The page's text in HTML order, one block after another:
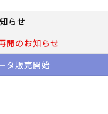
らせ
開のお知らせ
タ販売開始